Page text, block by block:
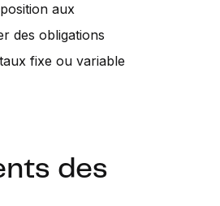
aux
des obligations
fixe ou variable
des